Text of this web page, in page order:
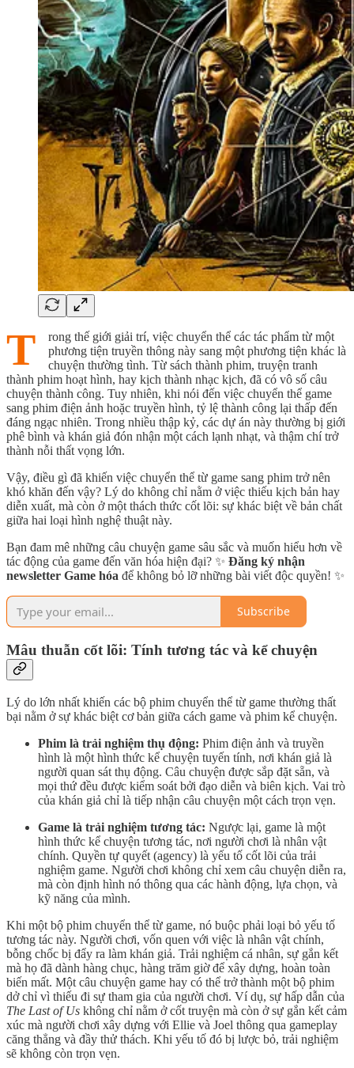
T
rong thế giới giải trí, việc chuyển thể các tác phẩm từ một
phương tiện truyền thông này sang một phương tiện khác là
chuyện thường tình. Từ sách thành phim, truyện tranh
thành phim hoạt hình, hay kịch thành nhạc kịch, đã có vô số câu
chuyện thành công. Tuy nhiên, khi nói đến việc chuyển thể game
sang phim điện ảnh hoặc truyền hình, tỷ lệ thành công lại thấp đến
đáng ngạc nhiên. Trong nhiều thập kỷ, các dự án này thường bị giới
phê bình và khán giả đón nhận một cách lạnh nhạt, và thậm chí trở
thành nỗi thất vọng lớn.
Vậy, điều gì đã khiến việc chuyển thể từ game sang phim trở nên
khó khăn đến vậy? Lý do không chỉ nằm ở việc thiếu kịch bản hay
diễn xuất, mà còn ở một thách thức cốt lõi: sự khác biệt về bản chất
giữa hai loại hình nghệ thuật này.
Bạn đam mê những câu chuyện game sâu sắc và muốn hiểu hơn về
tác động của game đến văn hóa hiện đại? ✨ Đăng ký nhận
newsletter Game hóa để không bỏ lỡ những bài viết độc quyền! ✨
Subscribe
Mâu thuẫn cốt lõi: Tính tương tác và kể chuyện
Lý do lớn nhất khiến các bộ phim chuyển thể từ game thường thất
bại nằm ở sự khác biệt cơ bản giữa cách game và phim kể chuyện.
Phim là trải nghiệm thụ động: Phim điện ảnh và truyền
hình là một hình thức kể chuyện tuyến tính, nơi khán giả là
người quan sát thụ động. Câu chuyện được sắp đặt sẵn, và
mọi thứ đều được kiểm soát bởi đạo diễn và biên kịch. Vai trò
của khán giả chỉ là tiếp nhận câu chuyện một cách trọn vẹn.
Game là trải nghiệm tương tác: Ngược lại, game là một
hình thức kể chuyện tương tác, nơi người chơi là nhân vật
chính. Quyền tự quyết (agency) là yếu tố cốt lõi của trải
nghiệm game. Người chơi không chỉ xem câu chuyện diễn ra,
mà còn định hình nó thông qua các hành động, lựa chọn, và
kỹ năng của mình.
Khi một bộ phim chuyển thể từ game, nó buộc phải loại bỏ yếu tố
tương tác này. Người chơi, vốn quen với việc là nhân vật chính,
bỗng chốc bị đẩy ra làm khán giả. Trải nghiệm cá nhân, sự gắn kết
mà họ đã dành hàng chục, hàng trăm giờ để xây dựng, hoàn toàn
biến mất. Một câu chuyện game hay có thể trở thành một bộ phim
dở chỉ vì thiếu đi sự tham gia của người chơi. Ví dụ, sự hấp dẫn của
The Last of Us không chỉ nằm ở cốt truyện mà còn ở sự gắn kết cảm
xúc mà người chơi xây dựng với Ellie và Joel thông qua gameplay
căng thẳng và đầy thử thách. Khi yếu tố đó bị lược bỏ, trải nghiệm
sẽ không còn trọn vẹn.